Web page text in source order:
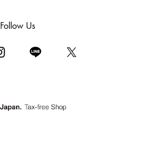
Follow Us